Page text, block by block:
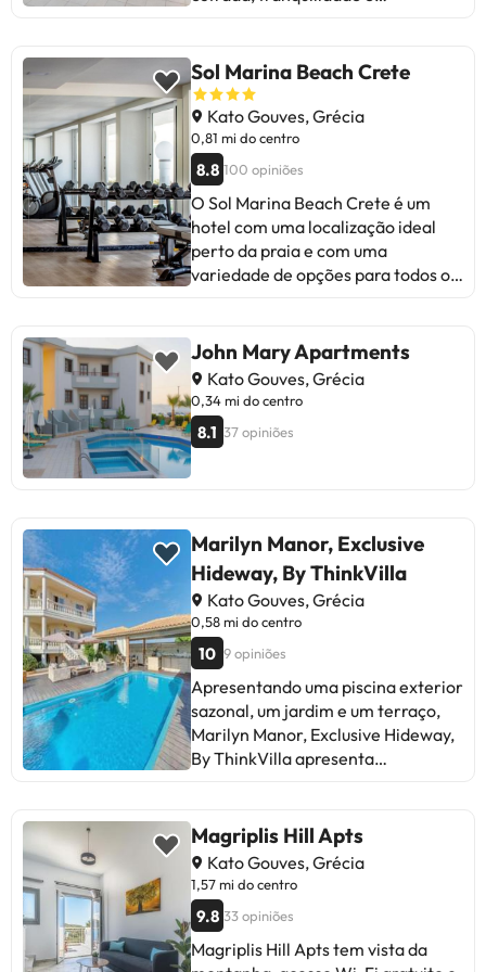
banho e na cozinha, e apontam
custos adicionais como o ar
condicionado. O pessoal é
simpático e prestável. Ideal para
famílias e viajantes que procuram
um bom preço. Voltariam!
Sol Marina Beach Crete
Kato Gouves, Grécia
0,81 mi do centro
8.8 100 opiniões
O Sol Marina Beach Crete é um
hotel com uma localização ideal
perto da praia e com uma
variedade de opções para todos os
comida e as atividades para toda a
família. Algumas áreas de
melhoria mencionadas são a
limpeza e o barulho do restaurante.
Em geral, é um local recomendado
aspectos a melhorar, a maioria dos
viajantes desfrutou de uma estadia
excelente e planeja voltar.
John Mary Apartments
Kato Gouves, Grécia
0,34 mi do centro
8.1 37 opiniões
Marilyn Manor, Exclusive
Hideway, By ThinkVilla
Kato Gouves, Grécia
0,58 mi do centro
10 9 opiniões
Apresentando uma piscina exterior
sazonal, um jardim e um terraço,
Marilyn Manor, Exclusive Hideway,
By ThinkVilla apresenta
mar. O alojamento tem uma
piscina privada, comodidades para
churrascos e estacionamento
privado gratuito. Esta villa com ar
condicionado tem 5 quartos, uma
sala de estar, uma cozinha
Magriplis Hill Apts
Kato Gouves, Grécia
1,57 mi do centro
9.8 33 opiniões
Magriplis Hill Apts tem vista da